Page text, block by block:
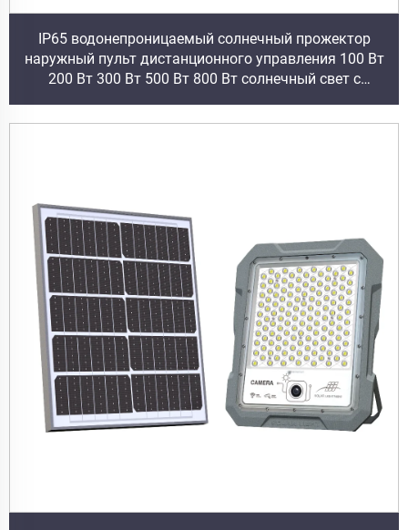
IP65 водонепроницаемый солнечный прожектор
наружный пульт дистанционного управления 100 Вт
200 Вт 300 Вт 500 Вт 800 Вт солнечный свет с